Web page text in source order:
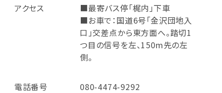
アクセス
■最寄バス停「梶内」下車
■お車で：国道6号「金沢団地入
口」交差点から東方面へ。踏切1
つ目の信号を左、150m先の左
側。
電話番号 080-4474-9292